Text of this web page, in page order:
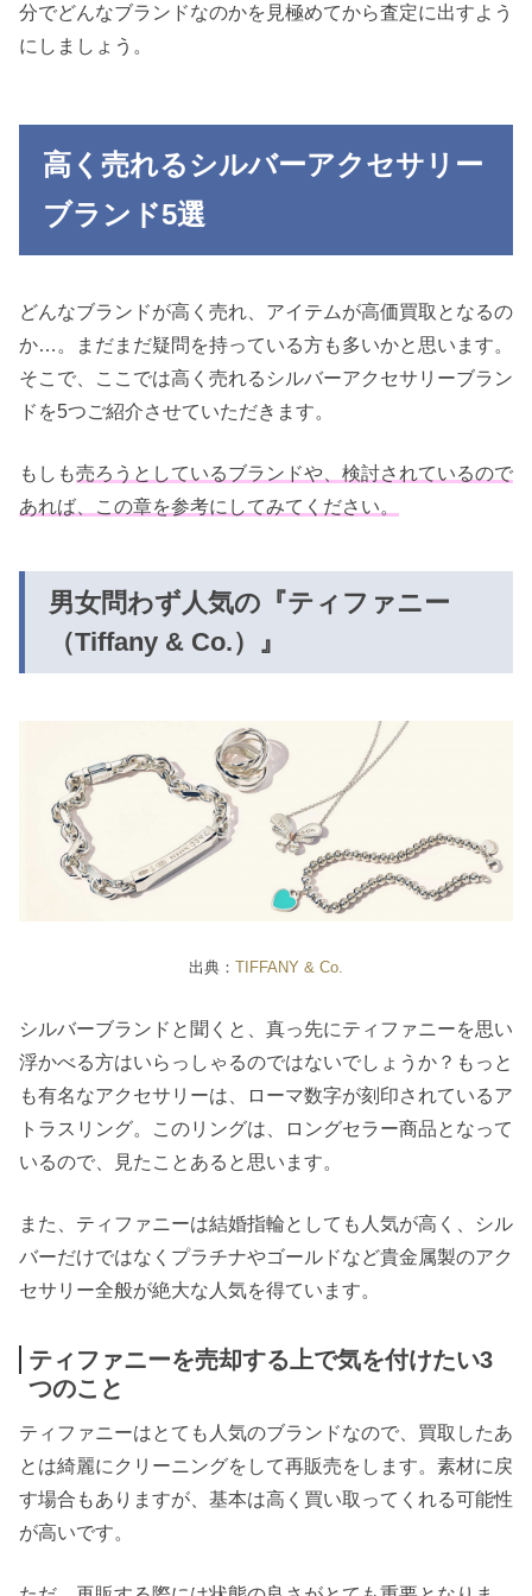
分でどんなブランドなのかを見極めてから査定に出すよう
にしましょう。
高く売れるシルバーアクセサリー
ブランド5選
どんなブランドが高く売れ、アイテムが高価買取となるの
か…。まだまだ疑問を持っている方も多いかと思います。
そこで、ここでは高く売れるシルバーアクセサリーブラン
ドを5つご紹介させていただきます。
もしも売ろうとしているブランドや、検討されているので
あれば、この章を参考にしてみてください。
男女問わず人気の『ティファニー
（Tiffany & Co.）』
出典： TIFFANY & Co.
シルバーブランドと聞くと、真っ先にティファニーを思い
浮かべる方はいらっしゃるのではないでしょうか？もっと
も有名なアクセサリーは、ローマ数字が刻印されているア
トラスリング。このリングは、ロングセラー商品となって
いるので、見たことあると思います。
また、ティファニーは結婚指輪としても人気が高く、シル
バーだけではなくプラチナやゴールドなど貴金属製のアク
セサリー全般が絶大な人気を得ています。
ティファニーを売却する上で気を付けたい3
つのこと
ティファニーはとても人気のブランドなので、買取したあ
とは綺麗にクリーニングをして再販売をします。素材に戻
す場合もありますが、基本は高く買い取ってくれる可能性
が高いです。